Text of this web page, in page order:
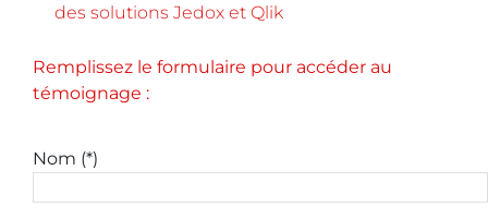
des solutions Jedox et Qlik
Remplissez le formulaire pour accéder au
témoignage :
Nom (*)